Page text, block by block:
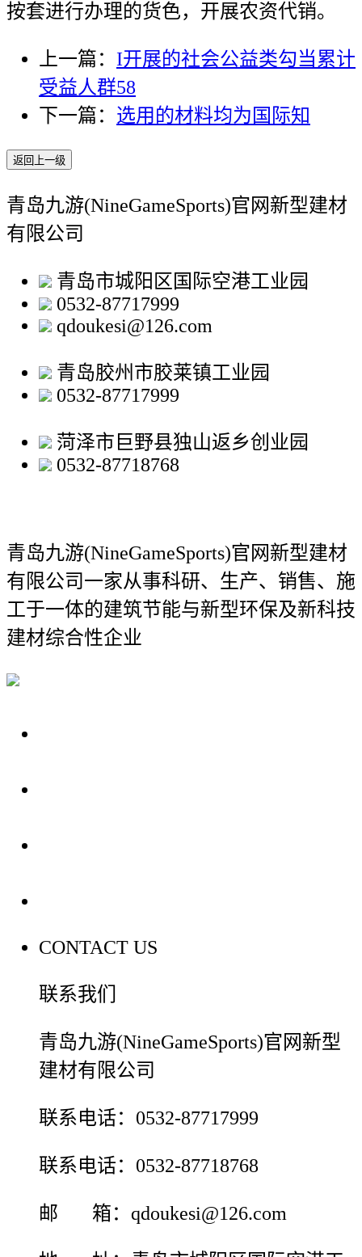
按套进行办理的货色，开展农资代销。
上一篇： I开展的社会公益类勾当累计
受益人群58
下一篇： 选用的材料均为国际知
返回上一级
青岛九游(NineGameSports)官网新型建材
有限公司
青岛市城阳区国际空港工业园
0532-87717999
qdoukesi@126.com
青岛胶州市胶莱镇工业园
0532-87717999
菏泽市巨野县独山返乡创业园
0532-87718768
青岛九游(NineGameSports)官网新型建材
有限公司一家从事科研、生产、销售、施
工于一体的建筑节能与新型环保及新科技
建材综合性企业
CONTACT US
联系我们
青岛九游(NineGameSports)官网新型
建材有限公司
联系电话：0532-87717999
联系电话：0532-87718768
邮 箱：qdoukesi@126.com